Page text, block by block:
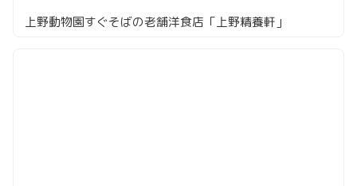
上野動物園すぐそばの老舗洋食店「上野精養軒」